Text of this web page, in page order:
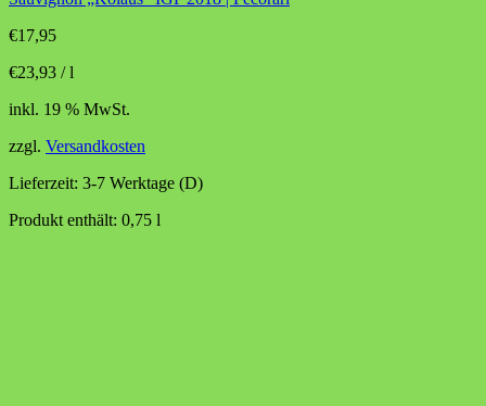
€17,95
€23,93 /l
inkl. 19 % MwSt.
zzgl. Versandkosten
Lieferzeit: 3-7 Werktage (D)
Produkt enthält: 0,75 l